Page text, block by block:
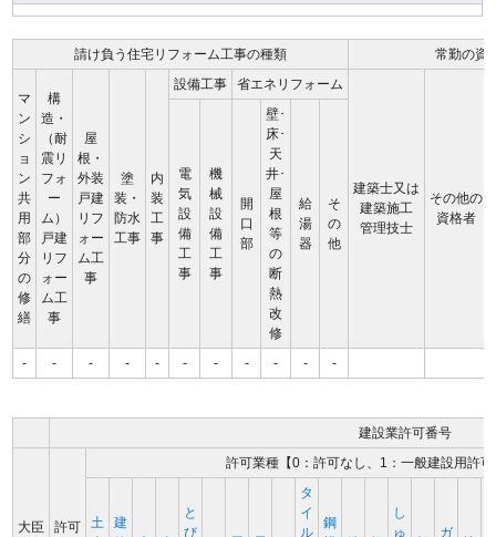
請け負う住宅リフォーム工事の種類 常勤の資
マ
ン
シ
ョ
ン
共
用
部
分
の
修
繕
構
造・
（耐
震リ
フォ
ー
ム）
戸建
リフ
ォー
ム工
事
屋
根・
外装
戸建
リフ
ォー
ム工
事
塗
装・
防水
工事
内
装
工
事
設備工事 省エネリフォーム
建築士又は
建築施工
管理技士
その他の
資格者
電
気
設
備
工
事
機
械
設
備
工
事
開
口
部
壁･
床･
天
井･
屋
根
等
の
断
熱
改
修
給
湯
器
そ
の
他
- - - - - - - - - - -
建設業許可番号
大臣
許可
許可業種【0：許可なし、1：一般建設用許
土
建
と
び
タ
イ
ル
鋼
し
ゅ
ガ